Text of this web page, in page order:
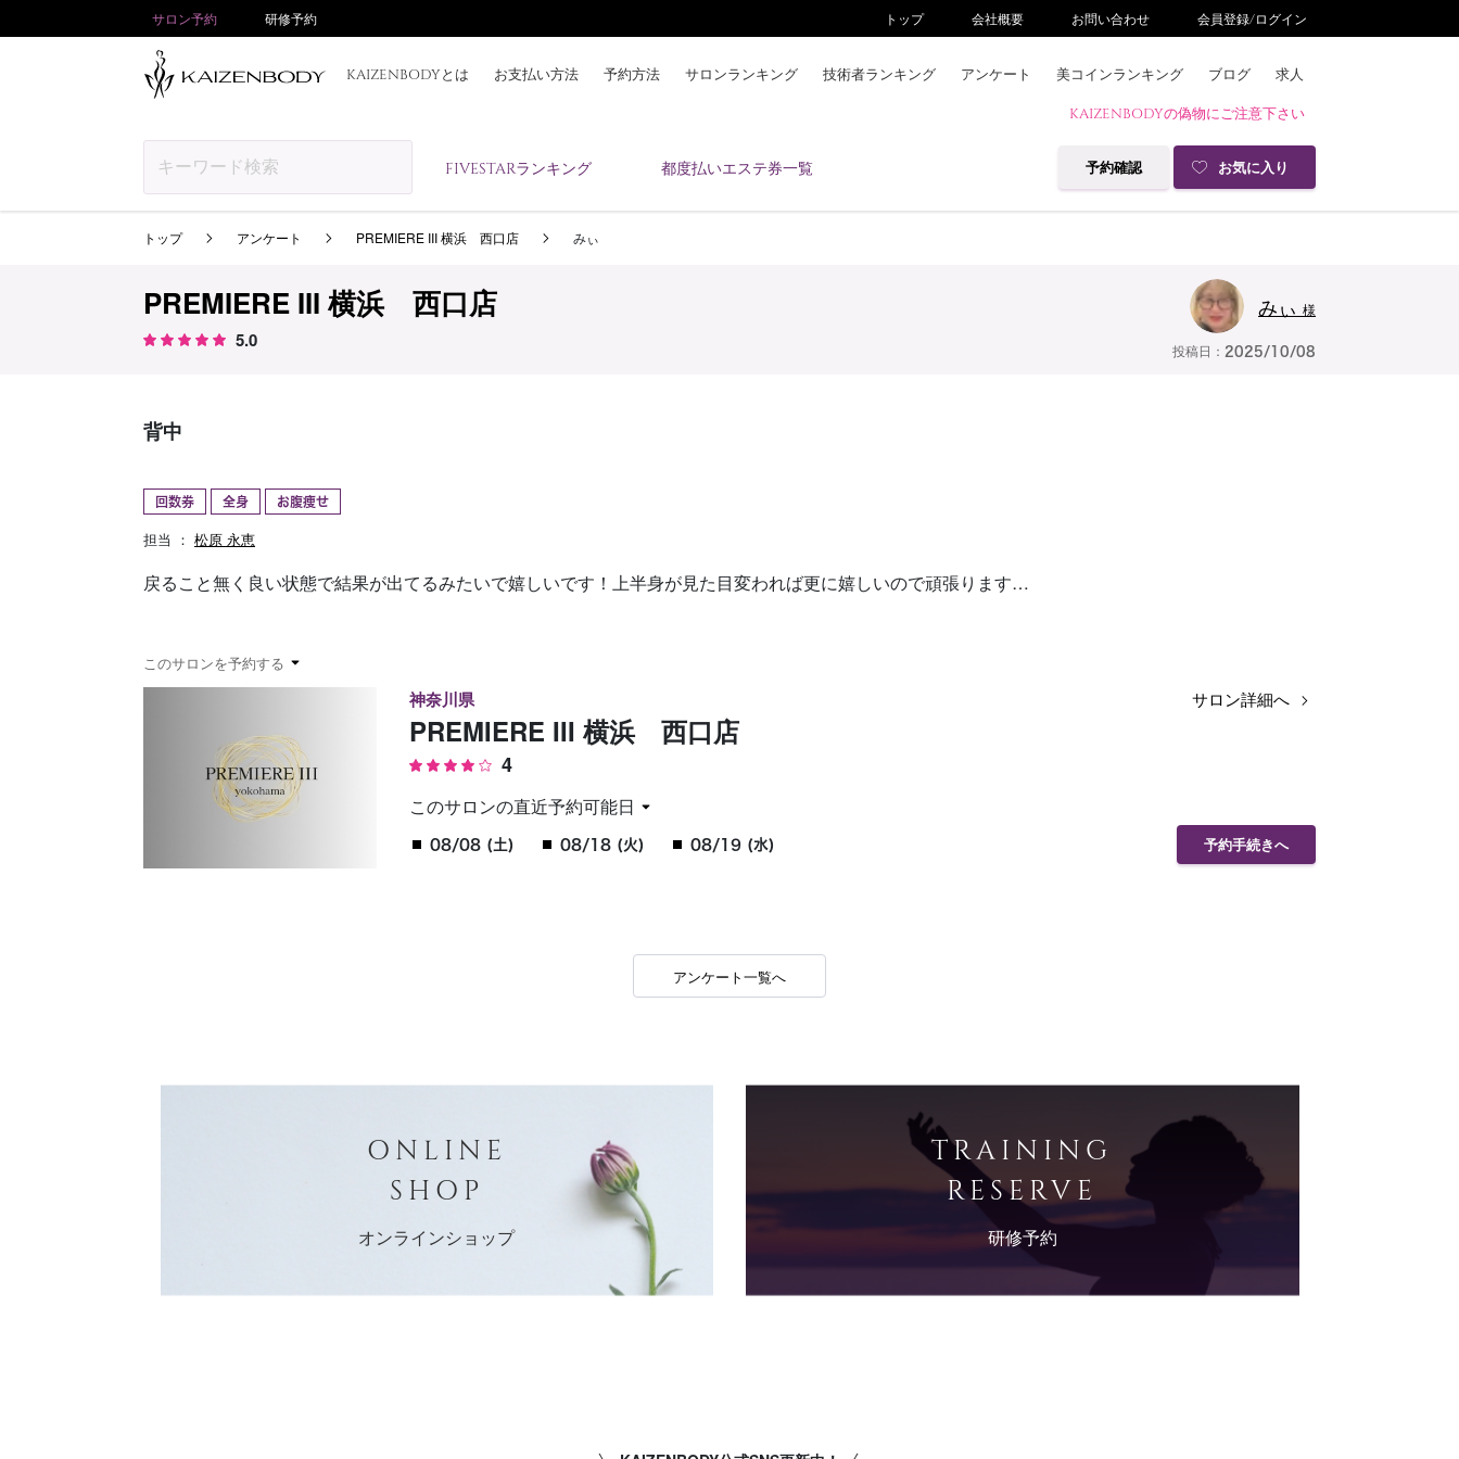
サロン予約 研修予約 トップ 会社概要 お問い合わせ 会員登録/ログイン
KAIZENBODYとは お支払い方法 予約方法 サロンランキング 技術者ランキング アンケート 美コインランキング ブログ 求人
KAIZENBODYの偽物にご注意下さい
FIVESTARランキング 都度払いエステ券一覧 予約確認 お気に入り
お支払い方法
予約方法
予約確認
お問い合わせ
トップ アンケート PREMIERE III 横浜 西口店 みぃ
PREMIERE III 横浜 西口店
5.0
みぃ 様
投稿日： 2025/10/08
背中
回数券 全身 お腹痩せ
担当 ： 松原 永恵
戻ること無く良い状態で結果が出てるみたいで嬉しいです！上半身が見た目変われば更に嬉しいので頑張ります…
このサロンを予約する
神奈川県
PREMIERE III 横浜 西口店
4
このサロンの直近予約可能日
サロン詳細へ
08/08 (土) 08/18 (火) 08/19 (水) 予約手続きへ
アンケート一覧へ
ONLINE
SHOP
オンラインショップ
TRAINING
RESERVE
研修予約